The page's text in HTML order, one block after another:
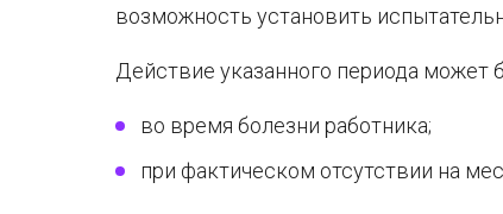
возможность установить
Действие указанного периода может
во время болезни работника;
при фактическом отсутствии на